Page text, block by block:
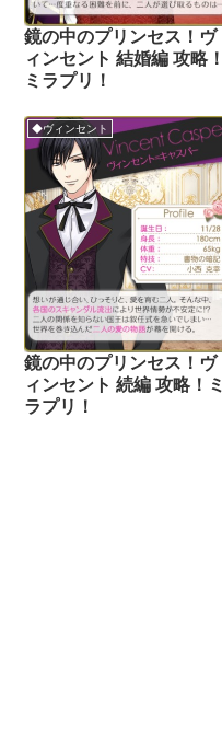
鏡の中のプリンセス！ヴ
ィンセント 結婚編 攻略！
ミラプリ！
◆ヴィンセント
鏡の中のプリンセス！ヴ
ィンセント 続編 攻略！ミ
ラプリ！